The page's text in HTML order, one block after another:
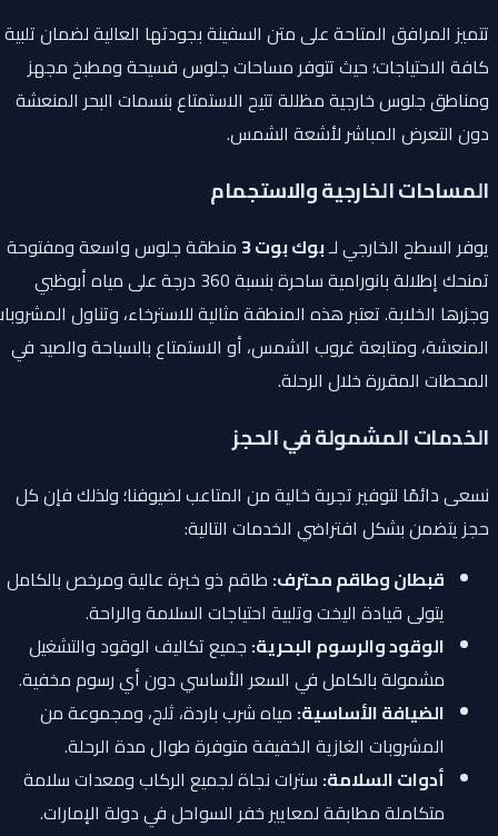
تتميز المرافق المتاحة على متن السفينة بجودتها العالية لضمان تلبية
كافة الاحتياجات؛ حيث تتوفر مساحات جلوس فسيحة ومطبخ مجهز
ومناطق جلوس خارجية مظللة تتيح الاستمتاع بنسمات البحر المنعشة
دون التعرض المباشر لأشعة الشمس.
المساحات الخارجية والاستجمام
يوفر السطح الخارجي لـبوك بوت 3 منطقة جلوس واسعة ومفتوحة
تمنحك إطلالة بانورامية ساحرة بنسبة 360 درجة على مياه أبوظبي
وجزرها الخلابة. تعتبر هذه المنطقة مثالية للاسترخاء، وتناول المشروبات
المنعشة، ومتابعة غروب الشمس، أو الاستمتاع بالسباحة والصيد في
المحطات المقررة خلال الرحلة.
الخدمات المشمولة في الحجز
نسعى دائمًا لتوفير تجربة خالية من المتاعب لضيوفنا؛ ولذلك فإن كل
حجز يتضمن بشكل افتراضي الخدمات التالية:
قبطان وطاقم محترف:طاقم ذو خبرة عالية ومرخص بالكامل
يتولى قيادة اليخت وتلبية احتياجات السلامة والراحة.
الوقود والرسوم البحرية:جميع تكاليف الوقود والتشغيل
مشمولة بالكامل في السعر الأساسي دون أي رسوم مخفية.
الضيافة الأساسية:مياه شرب باردة، ثلج، ومجموعة من
المشروبات الغازية الخفيفة متوفرة طوال مدة الرحلة.
أدوات السلامة:سترات نجاة لجميع الركاب ومعدات سلامة
متكاملة مطابقة لمعايير خفر السواحل في دولة الإمارات.